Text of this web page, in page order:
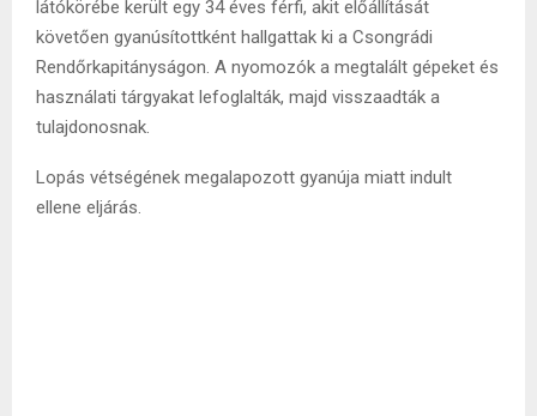
látókörébe került egy 34 éves férfi, akit előállítását
követően gyanúsítottként hallgattak ki a Csongrádi
Rendőrkapitányságon. A nyomozók a megtalált gépeket és
használati tárgyakat lefoglalták, majd visszaadták a
tulajdonosnak.
Lopás vétségének megalapozott gyanúja miatt indult
ellene eljárás.